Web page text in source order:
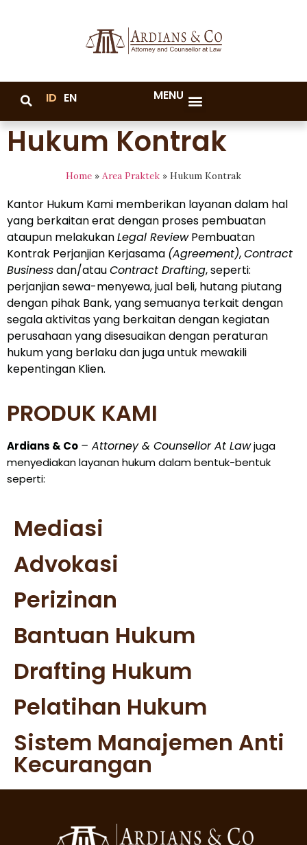
MENU
ID EN
Hukum Kontrak
Home » Area Praktek » Hukum Kontrak
Kantor Hukum Kami memberikan layanan dalam hal
yang berkaitan erat dengan proses pembuatan
ataupun melakukanLegal ReviewPembuatan
Kontrak Perjanjian Kerjasama (Agreement),Contract
Businessdan/atauContract Drafting, seperti:
perjanjian sewa-menyewa, jual beli, hutang piutang
dengan pihak Bank, yang semuanya terkait dengan
segala aktivitas yang berkaitan dengan kegiatan
perusahaan yang disesuaikan dengan peraturan
hukum yang berlaku dan juga untuk mewakili
kepentingan Klien.
PRODUK KAMI
Ardians & Co – Attorney & Counsellor At Lawjuga
menyediakan layanan hukum dalam bentuk-bentuk
seperti:
Mediasi
Advokasi
Perizinan
Bantuan Hukum
Drafting Hukum
Pelatihan Hukum
Sistem Manajemen Anti
Kecurangan